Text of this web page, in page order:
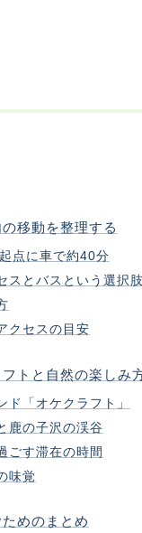
移動を整理する
点に車で約40分
スとバスという選択肢
クセスの目安
トと自然の楽しみ
ド「オケクラフト」
鹿の子沢の渓谷
ごす滞在の時間
味覚
めのまとめ